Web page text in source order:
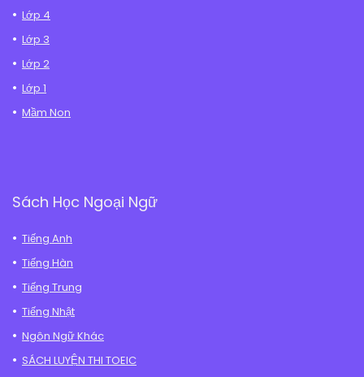
Lớp 4
Lớp 3
Lớp 2
Lớp 1
Mầm Non
Sách Học Ngoại Ngữ
Tiếng Anh
Tiếng Hàn
Tiếng Trung
Tiếng Nhật
Ngôn Ngữ Khác
SÁCH LUYỆN THI TOEIC